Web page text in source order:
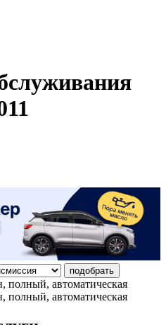
подобрать
полный, автоматическая
полный, автоматическая